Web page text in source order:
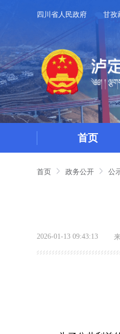
四川省人民政府 甘孜
首页
首页 政务公开 公
2026-01-13 09:43:13